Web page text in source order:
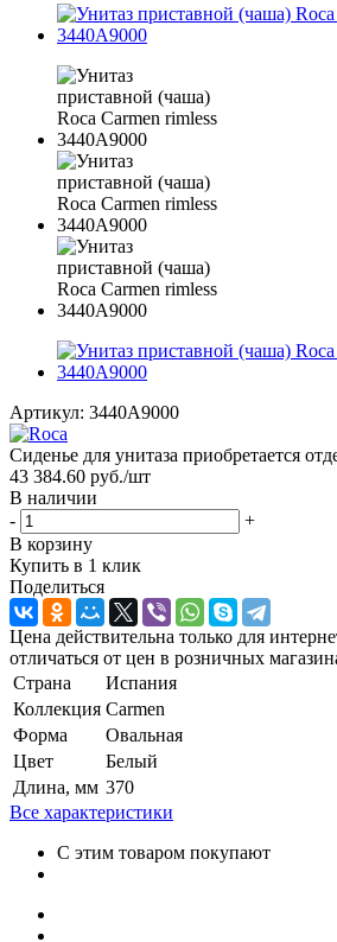
Артикул: 3440A9000
Сиденье для унитаза приобретается
43 384.60 руб./шт
В наличии
-
+
В корзину
Купить в 1 клик
Поделиться
Цена действительна только для
отличаться от цен в розничных
Страна
Испания
Коллекция Carmen
Форма
Овальная
Цвет
Белый
Длина, мм 370
Все характеристики
С этим товаром покупают